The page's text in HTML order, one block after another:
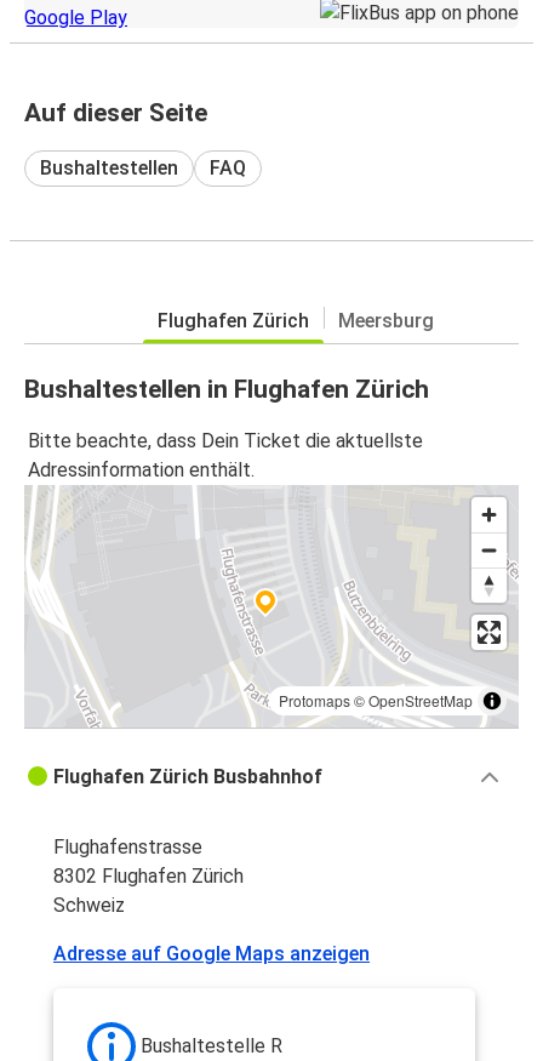
Auf dieser Seite
Bushaltestellen FAQ
Flughafen Zürich Meersburg
Bushaltestellen in Flughafen Zürich
Bitte beachte, dass Dein Ticket die aktuellste
Adressinformation enthält.
Protomaps©OpenStreetMap
Flughafen Zürich Busbahnhof
Flughafenstrasse
8302 Flughafen Zürich
Schweiz
Adresse auf Google Maps anzeigen
Bushaltestelle R